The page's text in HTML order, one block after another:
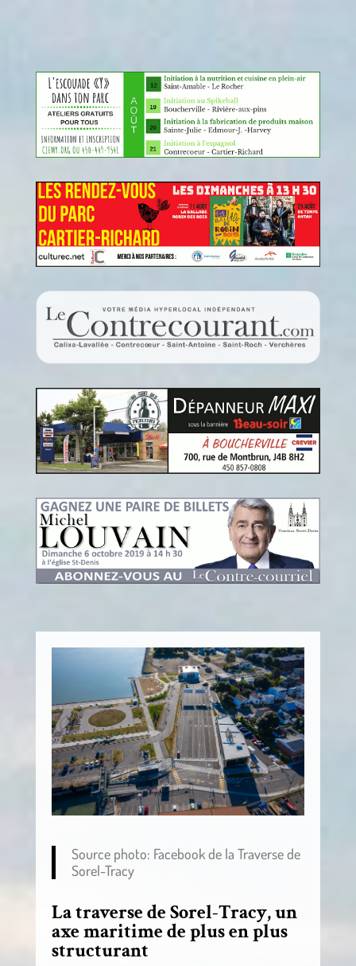
Source photo: Facebook de la Traverse de
Sorel-Tracy
La traverse de Sorel-Tracy, un
axe maritime de plus en plus
structurant